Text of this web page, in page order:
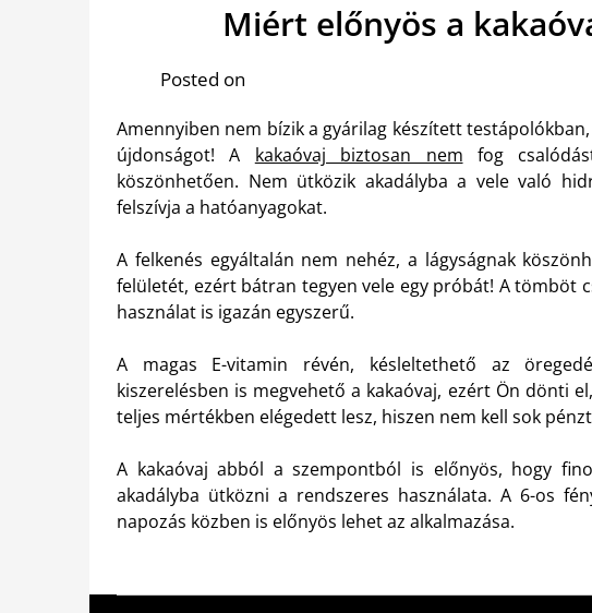
Miért előnyös a
Posted on
Amennyiben nem bízik a gyárilag készített
újdonságot! A kakaóvaj biztosan nem fog
köszönhetően. Nem ütközik akadályba a vele való
felszívja a hatóanyagokat.
A felkenés egyáltalán nem nehéz, a lágyságnak
felületét, ezért bátran tegyen vele egy próbát! A tömböt
használat is igazán egyszerű.
A magas E-vitamin révén, késleltethető az
kiszerelésben is megvehető a kakaóvaj, ezért Ön dönti
teljes mértékben elégedett lesz, hiszen nem kell sok
A kakaóvaj abból a szempontból is előnyös, hogy
akadályba ütközni a rendszeres használata. A 6-os
napozás közben is előnyös lehet az alkalmazása.